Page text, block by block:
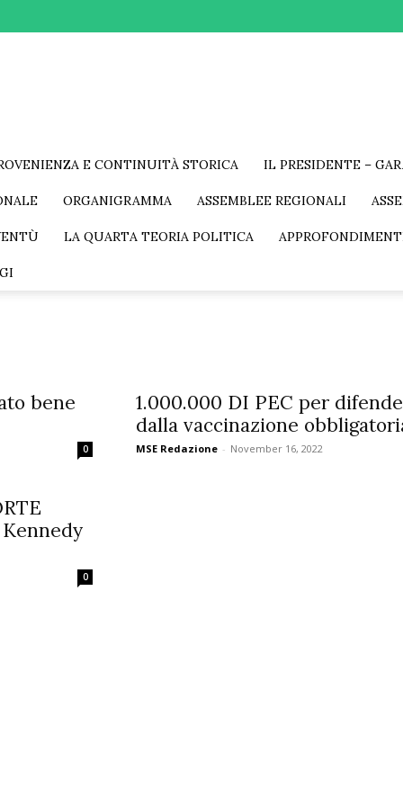
E CONTINUITÀ STORICA IL PRESIDENTE –
ORGANIGRAMMA ASSEMBLEE REGIONALI
LA QUARTA TEORIA POLITICA
bene
0
1.000.000 DI PEC per
dalla vaccinazione
MSE Redazione - November 16, 2022
Kennedy
0